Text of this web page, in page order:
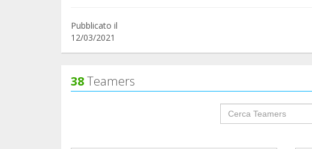
Pubblicato il
12/03/2021
38Teamers